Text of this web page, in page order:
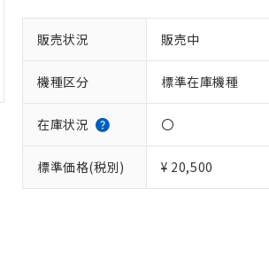
販売状況 販売中
機種区分 標準在庫機種
在庫状況 〇
標準価格(税別) ¥ 20,500